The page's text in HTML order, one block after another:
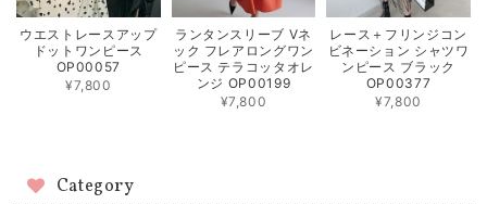
ウエストレースアップ
ドットワンピース
OP00057
¥7,800
ランタンスリーブ Vネ
ック フレアロングワン
ピース テラコッタオレ
ンジ OP00199
¥7,800
レース＋フリンジコン
ビネーション シャツワ
ンピース ブラック
OP00377
¥7,800
Category